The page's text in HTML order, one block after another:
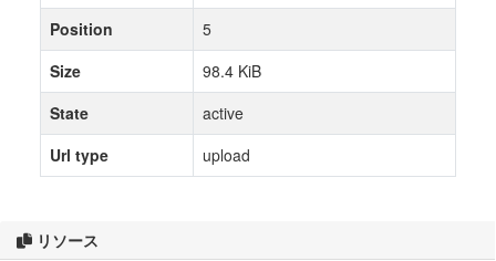
リソース
Position
5
Size
98.4 KiB
State
active
Url type
upload